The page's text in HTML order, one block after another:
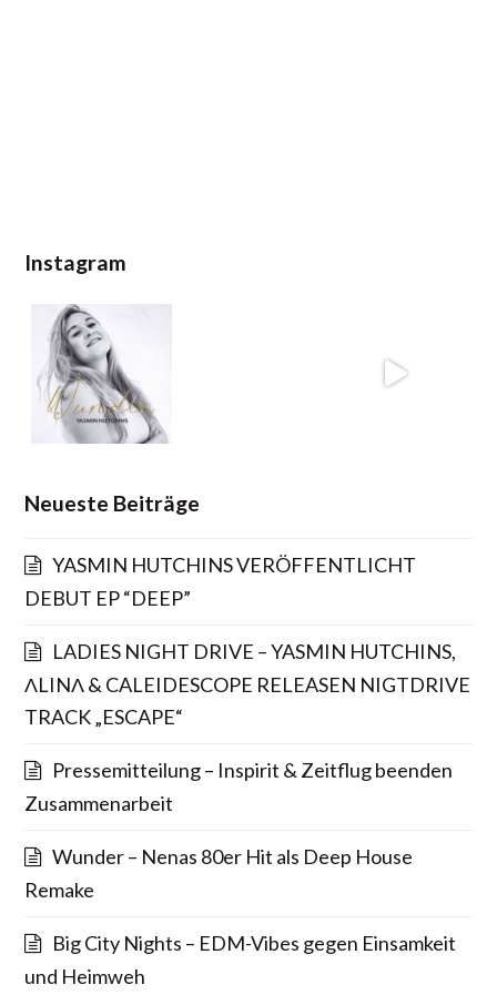
Instagram
Neueste Beiträge
YASMIN HUTCHINS VERÖFFENTLICHT
DEBUT EP “DEEP”
LADIES NIGHT DRIVE – YASMIN HUTCHINS,
ΛLINΛ & CALEIDESCOPE RELEASEN NIGTDRIVE
TRACK „ESCAPE“
Pressemitteilung – Inspirit & Zeitflug beenden
Zusammenarbeit
Wunder – Nenas 80er Hit als Deep House
Remake
Big City Nights – EDM-Vibes gegen Einsamkeit
und Heimweh